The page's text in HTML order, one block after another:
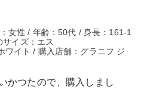
女性 / 年齢：50代 / 身長：161-1
イズ：エス
ワイト / 購入店舗：グラニフ ジ
かつたので、購入しまし